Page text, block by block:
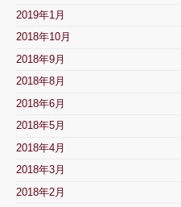
2019年1月
2018年10月
2018年9月
2018年8月
2018年6月
2018年5月
2018年4月
2018年3月
2018年2月